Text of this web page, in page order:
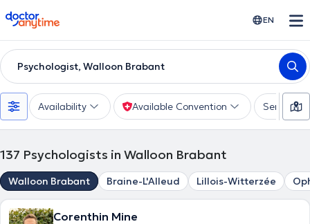
doctoranytime EN
Psychologist, Walloon Brabant
Availability Available Convention Services
137 Psychologists in Walloon Brabant
Walloon Brabant Braine-L'Alleud Lillois-Witterzée
Corenthin Mine